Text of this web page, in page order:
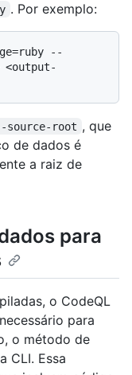
. Por exemplo:
--
source-root , que
de dados é
a raiz de
para
o CodeQL
para
o método de
CLI. Essa